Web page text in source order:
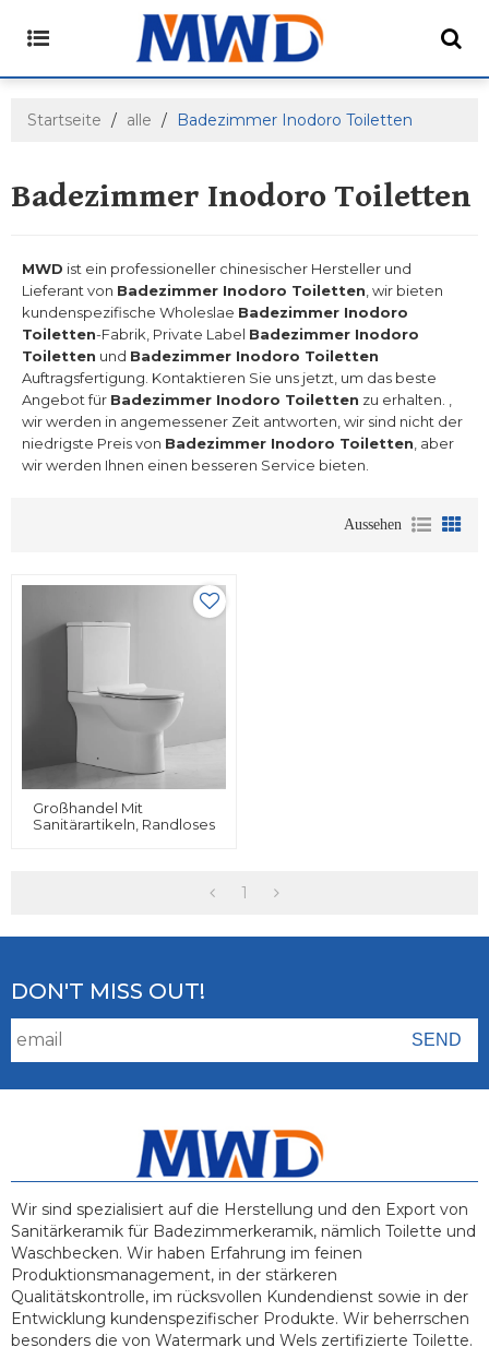
Startseite / alle / Badezimmer Inodoro Toiletten
Badezimmer Inodoro Toiletten
MWD ist ein professioneller chinesischer Hersteller und
Lieferant von Badezimmer Inodoro Toiletten , wir bieten
kundenspezifische Wholeslae Badezimmer Inodoro
Toiletten-Fabrik, Private Label Badezimmer Inodoro
Toiletten und Badezimmer Inodoro Toiletten
Auftragsfertigung. Kontaktieren Sie uns jetzt, um das beste
Angebot für Badezimmer Inodoro Toiletten zu erhalten. ,
wir werden in angemessener Zeit antworten, wir sind nicht der
niedrigste Preis von Badezimmer Inodoro Toiletten , aber
wir werden Ihnen einen besseren Service bieten.
Aussehen
Großhandel Mit
Sanitärartikeln, Randloses
1
DON'T MISS OUT!
Wir sind spezialisiert auf die Herstellung und den Export von
Sanitärkeramik für Badezimmerkeramik, nämlich Toilette und
Waschbecken. Wir haben Erfahrung im feinen
Produktionsmanagement, in der stärkeren
Qualitätskontrolle, im rücksvollen Kundendienst sowie in der
Entwicklung kundenspezifischer Produkte. Wir beherrschen
besonders die von Watermark und Wels zertifizierte Toilette.